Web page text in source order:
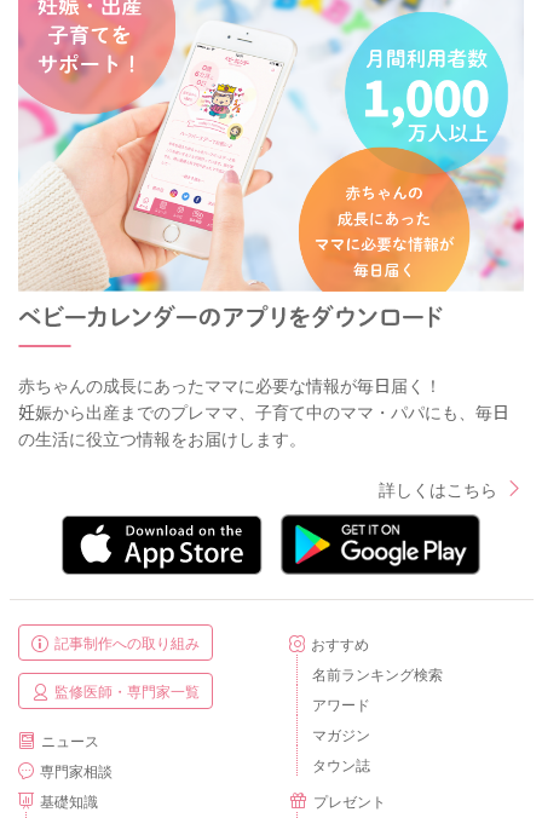
赤ちゃんの成長にあったママに必要な情報が毎日届く！
妊娠から出産までのプレママ、子育て中のママ・パパにも、毎日
の生活に役立つ情報をお届けします。
詳しくはこちら
記事制作への取り組み
監修医師・専門家一覧
ニュース
専門家相談
基礎知識
おすすめ
名前ランキング検索
アワード
マガジン
タウン誌
プレゼント